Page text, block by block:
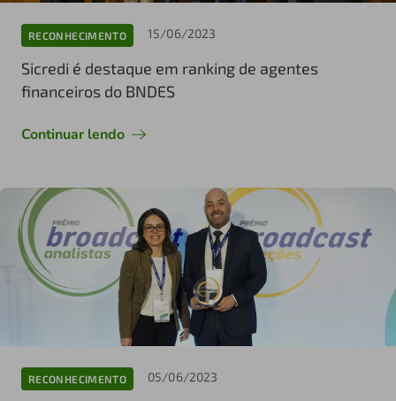
RECONHECIMENTO 15/06/2023
Sicredi é destaque em ranking de agentes
financeiros do BNDES
Continuar lendo
RECONHECIMENTO 05/06/2023